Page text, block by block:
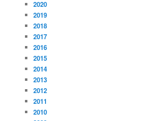
2020
2019
2018
2017
2016
2015
2014
2013
2012
2011
2010